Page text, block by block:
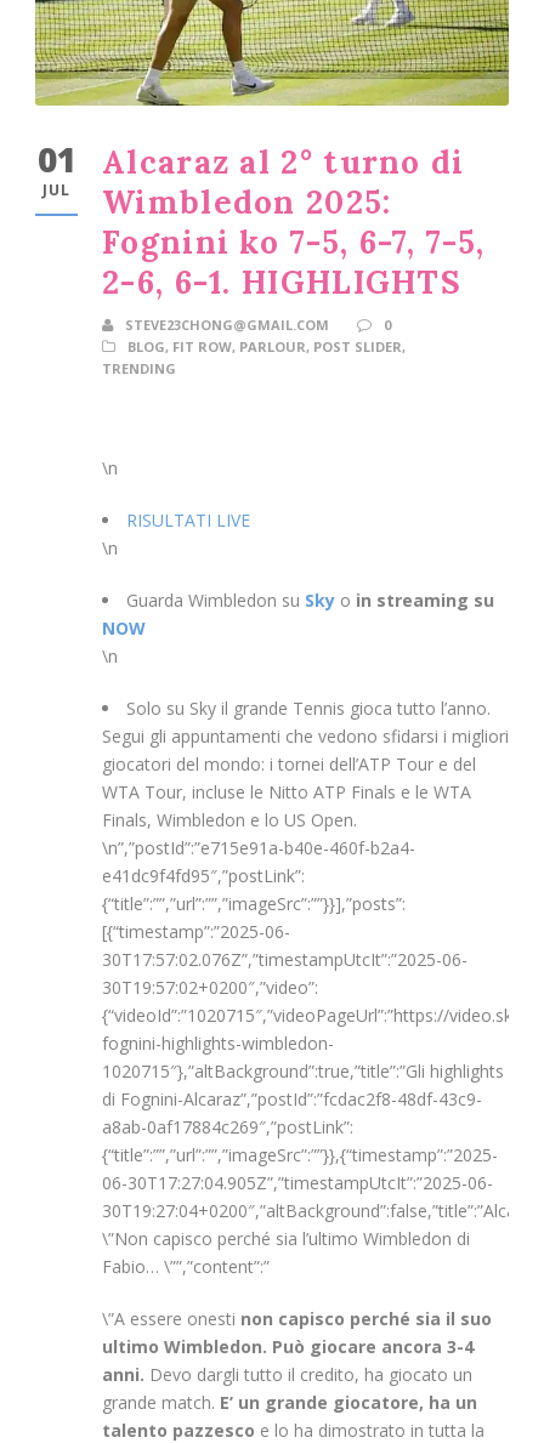
01
JUL
Alcaraz al 2° turno di
Wimbledon 2025:
Fognini ko 7-5, 6-7, 7-5,
2-6, 6-1. HIGHLIGHTS
STEVE23CHONG@GMAIL.COM
0
BLOG, FIT ROW, PARLOUR, POST SLIDER,
TRENDING
\n
RISULTATI LIVE
\n
Guarda Wimbledon su Sky o in streaming su
NOW
\n
Solo su Sky il grande Tennis gioca tutto l’anno.
Segui gli appuntamenti che vedono sfidarsi i migliori
giocatori del mondo: i tornei dell’ATP Tour e del
WTA Tour, incluse le Nitto ATP Finals e le WTA
Finals, Wimbledon e lo US Open.
\n”,”postId”:”e715e91a-b40e-460f-b2a4-
e41dc9f4fd95″,”postLink”:
{“title”:””,”url”:””,”imageSrc”:””}}],”posts”:
[{“timestamp”:”2025-06-
30T17:57:02.076Z”,”timestampUtcIt”:”2025-06-
30T19:57:02+0200″,”video”:
{“videoId”:”1020715″,”videoPageUrl”:”https://
fognini-highlights-wimbledon-
1020715″},”altBackground”:true,”title”:”Gli highlights
di Fognini-Alcaraz”,”postId”:”fcdac2f8-48df-43c9-
a8ab-0af17884c269″,”postLink”:
{“title”:””,”url”:””,”imageSrc”:””}},{“timestamp”:”2025-
06-30T17:27:04.905Z”,”timestampUtcIt”:”2025-06-
30T19:27:04+0200″,”altBackground”:false,”title”:”Alcaraz:
\”Non capisco perché sia l’ultimo Wimbledon di
Fabio… \””,”content”:”
\”A essere onesti non capisco perché sia il suo
ultimo Wimbledon. Può giocare ancora 3-4
anni. Devo dargli tutto il credito, ha giocato un
grande match. E’ un grande giocatore, ha un
talento pazzesco e lo ha dimostrato in tutta la